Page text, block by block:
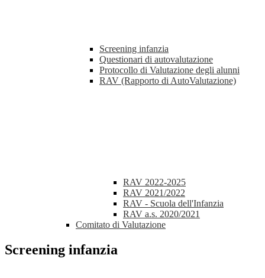
Screening infanzia
Questionari di autovalutazione
Protocollo di Valutazione degli alunni
RAV (Rapporto di AutoValutazione)
RAV 2022-2025
RAV 2021/2022
RAV - Scuola dell'Infanzia
RAV a.s. 2020/2021
Comitato di Valutazione
Screening infanzia